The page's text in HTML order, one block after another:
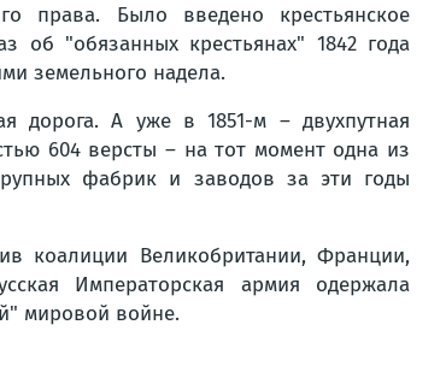
права. Было введено крестьянское
об "обязанных крестьянах" 1842 года
земельного надела.
дорога. А уже в 1851-м – двухпутная
604 версты – на тот момент одна из
фабрик и заводов за эти годы
коалиции Великобритании, Франции,
Императорская армия одержала
мировой войне.